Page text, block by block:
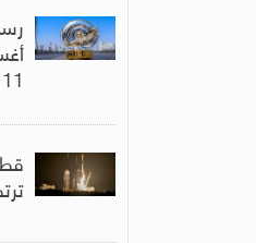
11 أكتوبر